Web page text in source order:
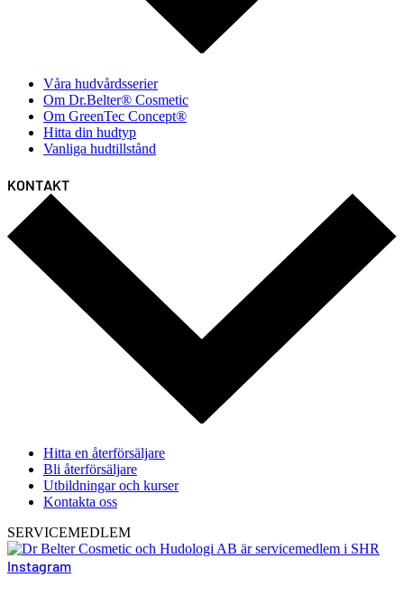
Våra hudvårdsserier
Om Dr.Belter® Cosmetic
Om GreenTec Concept®
Hitta din hudtyp
Vanliga hudtillstånd
KONTAKT
Hitta en återförsäljare
Bli återförsäljare
Utbildningar och kurser
Kontakta oss
SERVICEMEDLEM
Instagram